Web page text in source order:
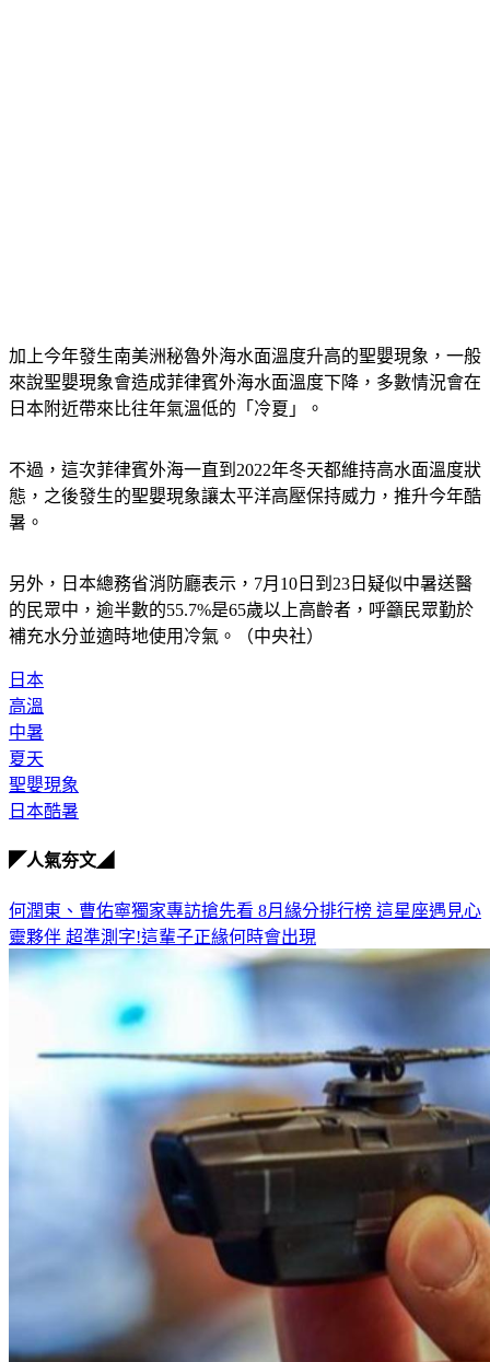
加上今年發生南美洲秘魯外海水面溫度升高的聖嬰現象，一般
來說聖嬰現象會造成菲律賓外海水面溫度下降，多數情況會在
日本附近帶來比往年氣溫低的「冷夏」。
不過，這次菲律賓外海一直到2022年冬天都維持高水面溫度狀
態，之後發生的聖嬰現象讓太平洋高壓保持威力，推升今年酷
暑。
另外，日本總務省消防廳表示，7月10日到23日疑似中暑送醫
的民眾中，逾半數的55.7%是65歲以上高齡者，呼籲民眾勤於
補充水分並適時地使用冷氣。（中央社）
日本
高溫
中暑
夏天
聖嬰現象
日本酷暑
◤人氣夯文◢
何潤東、曹佑寧獨家專訪搶先看 8月緣分排行榜 這星座遇見心
靈夥伴 超準測字!這輩子正緣何時會出現